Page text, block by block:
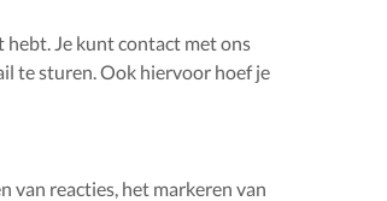
Je kunt contact met ons
te sturen. Ook hiervoor hoef je
van reacties, het markeren van